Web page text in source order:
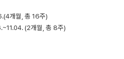
개월, 총 16주)
(2개월, 총 8주)